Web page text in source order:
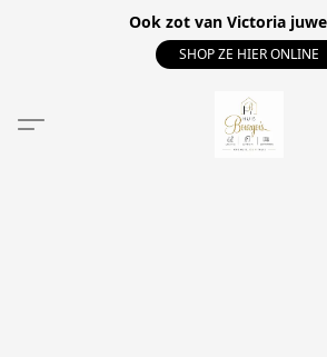
Ook zot van Victoria
SHOP ZE HIER ONLINE